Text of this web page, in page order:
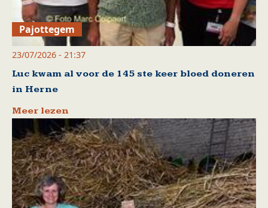
Pajottegem
23/07/2026 - 21:37
Luc kwam al voor de 145 ste keer bloed doneren
in Herne
Meer lezen